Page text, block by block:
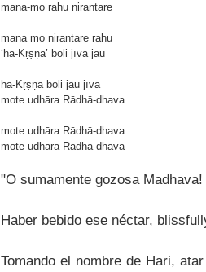
mana-mo rahu nirantare
mana mo nirantare rahu
‘hā-Kṛṣṇa’ boli jīva jāu
hā-Kṛṣṇa boli jāu jīva
mote udhāra Rādhā-dhava
mote udhāra Rādhā-dhava
mote udhāra Rādhā-dhava
"O sumamente gozosa
Haber bebido ese néctar,
Tomando el nombre de Hari,